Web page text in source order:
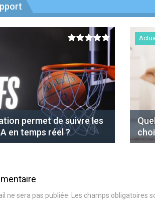
permet de suivre les
en temps réel ?
ne sera pas publiée. Les champs obligatoires